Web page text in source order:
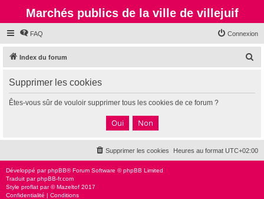
Marchés publics de la ville de villejuif
FAQ Connexion
Index du forum
c
Supprimer les cookies
Êtes-vous sûr de vouloir supprimer tous les cookies de ce forum ?
Heures au format UTC+02:00
Supprimer les cookies
Développé parphpBB® Forum Software © phpBB Limited
Traduit parphpBB-fr.com
Style proflat par ©Mazeltof 2017
Confidentialité | Conditions